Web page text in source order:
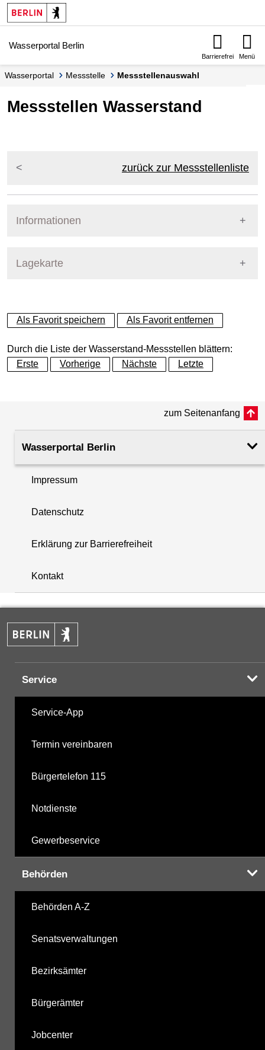
Springe zur Navigation
Springe zum Inhalt
Wasserportal Berlin
Barrierefrei Menü
Wasserportal Messstelle Messstellenauswahl
Messstellen Wasserstand
zurück zur Messstellenliste
Informationen
Lagekarte
+
−
+
−
Als Favorit speichern Als Favorit entfernen
Durch die Liste der Wasserstand-Messstellen blättern:
Erste
Vorherige Nächste Letzte
zum Seitenanfang
Wasserportal Berlin
Impressum
Datenschutz
Erklärung zur Barrierefreiheit
Kontakt
Service
Service-App
Termin vereinbaren
Bürgertelefon 115
Notdienste
Gewerbeservice
Behörden
Behörden A-Z
Senatsverwaltungen
Bezirksämter
Bürgerämter
Jobcenter